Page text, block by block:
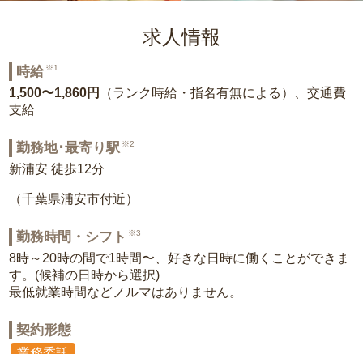
求人情報
時給 ※1
1,500〜1,860円
（ランク時給・指名有無による）、交通費
支給
勤務地･最寄り駅 ※2
新浦安 徒歩12分
（千葉県浦安市付近）
勤務時間・シフト ※3
8時～20時の間で1時間〜、好きな日時に働くことができま
す。(候補の日時から選択)
最低就業時間などノルマはありません。
契約形態